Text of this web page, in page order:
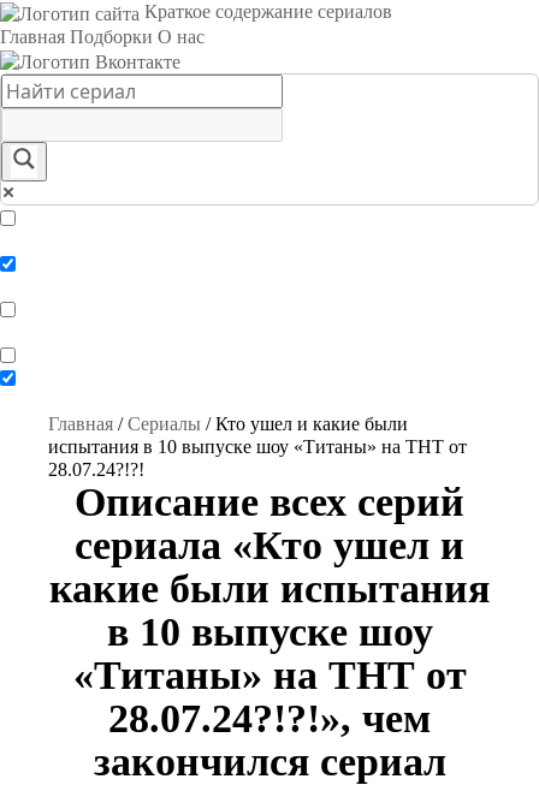
Краткое содержание сериалов
Главная Подборки О нас
Главная /Сериалы /Кто ушел и какие были
испытания в 10 выпуске шоу «Титаны» на ТНТ от
28.07.24?!?!
Описание всех серий
сериала «Кто ушел и
какие были испытания
в 10 выпуске шоу
«Титаны» на ТНТ от
28.07.24?!?!», чем
закончился сериал